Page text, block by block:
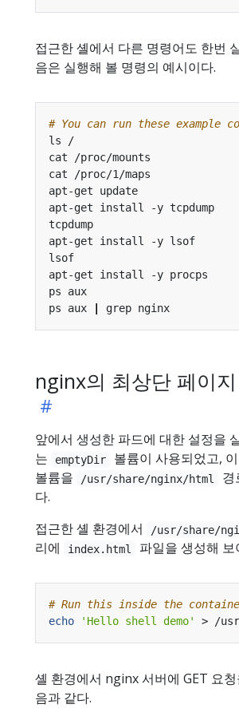
접근한 셸에서 다른 명령어도 한번
음은 실행해 볼 명령의 예시이다.
# You can run these example
ps aux
nginx의 최상단 페이
앞에서 생성한 파드에 대한 설정을
는
emptyDir
볼륨이 사용되었고,
볼륨을
/usr/share/nginx/html
경
다.
접근한 셸 환경에서
/usr/share/
리에
index.html 파일을 생성해 보
# Run this inside the
echo
'Hello shell demo'
셸 환경에서 nginx 서버에 GET 요
음과 같다.